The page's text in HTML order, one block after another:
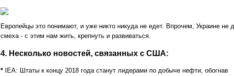
Европейцы это понимают, и уже никто никуда не едет. Впрочем, Украине не
смеха - с этим нам жить, крепнуть и развиваться.
4. Несколько новостей, связанных с США:
* IEA: Штаты к концу 2018 года станут лидерами по добыче нефти, обогнав